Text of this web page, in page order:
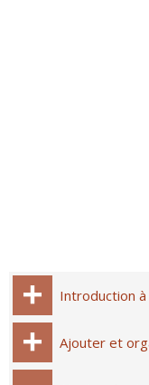
Introduction
Ajouter et